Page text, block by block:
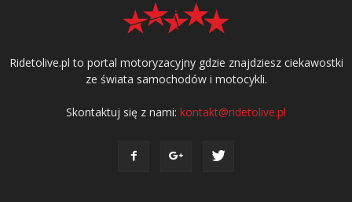
Ridetolive.pl to portal motoryzacyjny gdzie znajdziesz ciekawostki
ze świata samochodów i motocykli.
Skontaktuj się z nami: kontakt@ridetolive.pl